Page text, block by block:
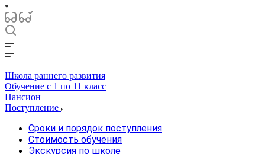
Школа раннего развития
Обучение с 1 по 11 класс
Пансион
Поступление
Сроки и порядок поступления
Стоимость обучения
Экскурсия по школе